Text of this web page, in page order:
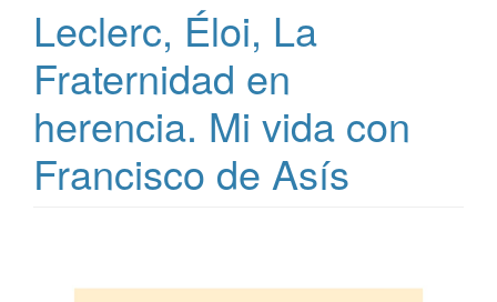
Leclerc, Éloi, La
Fraternidad en
herencia. Mi vida con
Francisco de Asís